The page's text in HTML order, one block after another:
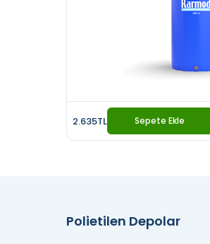
2.635TL Sepete Ekle
Polietilen Depolar